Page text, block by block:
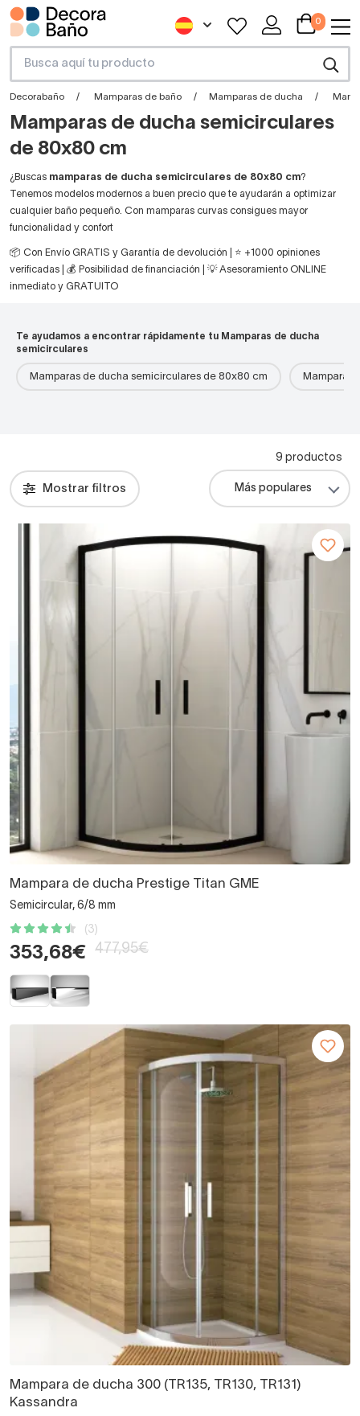
0
Decorabaño Mamparas de baño Mamparas de ducha
Mamparas de ducha semicirculares
de 80x80 cm
¿Buscas mamparas de ducha semicirculares de 80x80 cm?
Tenemos modelos modernos a buen precio que te ayudarán a optimizar
cualquier baño pequeño. Con mamparas curvas consigues mayor
funcionalidad y confort
📦 Con Envío GRATIS y Garantía de devolución | ⭐ +1000 opiniones
verificadas | 💰 Posibilidad de financiación | 💡 Asesoramiento ONLINE
inmediato y GRATUITO
Te ayudamos a encontrar rápidamente tu Mamparas de ducha
semicirculares
Mamparas de ducha semicirculares de 80x80 cm Mamparas
Mostrar filtros
9 productos
Mampara de ducha Prestige Titan GME
Semicircular, 6/8 mm
(3)
353,68€ 477,95€
Mampara de ducha 300 (TR135, TR130, TR131)
Kassandra